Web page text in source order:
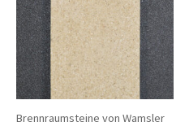
Brennraumsteine von Wamsler